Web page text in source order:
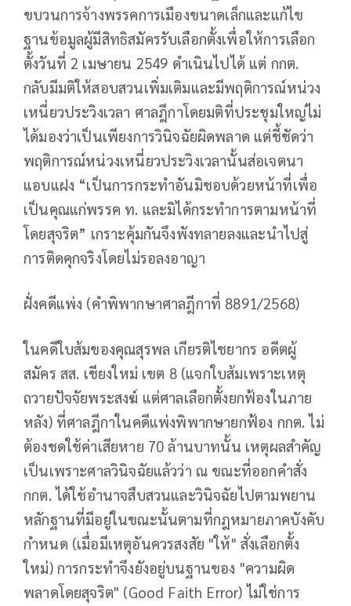
ขบวนการจ้างพรรคการเมืองขนาดเล็กและแก้ไข
ฐานข้อมูลผู้มีสิทธิสมัครรับเลือกตั้งเพื่อให้การเลือก
ตั้งวันที่ 2 เมษายน 2549 ดำเนินไปได้ แต่ กกต.
กลับมีมติให้สอบสวนเพิ่มเติมและมีพฤติการณ์หน่วง
เหนี่ยวประวิงเวลา ศาลฎีกาโดยมติที่ประชุมใหญ่ไม่
ได้มองว่าเป็นเพียงการวินิจฉัยผิดพลาด แต่ชี้ชัดว่า
พฤติการณ์หน่วงเหนี่ยวประวิงเวลานั้นส่อเจตนา
แอบแฝง “เป็นการกระทำอันมิชอบด้วยหน้าที่เพื่อ
เป็นคุณแก่พรรค ท. และมิได้กระทำการตามหน้าที่
โดยสุจริต” เกราะคุ้มกันจึงพังทลายลงและนำไปสู่
การติดคุกจริงโดยไม่รอลงอาญา
ฝั่งคดีแพ่ง (คำพิพากษาศาลฎีกาที่ 8891/2568)
ในคดีใบส้มของคุณสุรพล เกียรติไชยากร อดีตผู้
สมัคร สส. เชียงใหม่ เขต 8 (แจกใบส้มเพราะเหตุ
ถวายปัจจัยพระสงฆ์ แต่ศาลเลือกตั้งยกฟ้องในภาย
หลัง) ที่ศาลฎีกาในคดีแพ่งพิพากษายกฟ้อง กกต. ไม่
ต้องชดใช้ค่าเสียหาย 70 ล้านบาทนั้น เหตุผลสำคัญ
เป็นเพราะศาลวินิจฉัยแล้วว่า ณ ขณะที่ออกคำสั่ง
กกต. ได้ใช้อำนาจสืบสวนและวินิจฉัยไปตามพยาน
หลักฐานที่มีอยู่ในขณะนั้นตามที่กฎหมายภาคบังคับ
กำหนด (เมื่อมีเหตุอันควรสงสัย "ให้" สั่งเลือกตั้ง
ใหม่) การกระทำจึงยังอยู่บนฐานของ "ความผิด
พลาดโดยสุจริต" (Good Faith Error) ไม่ใช่การ